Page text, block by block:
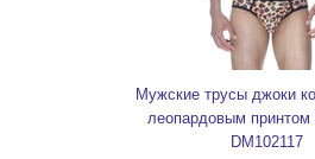
Мужские трусы джоки
леопардовым принтом
DM102117